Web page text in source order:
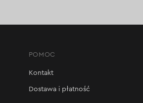
POMOC
Kontakt
Dostawa i płatność